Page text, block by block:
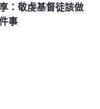
妄性情，總持守
能教訓人、轄制
摩揣摩，為什麽
變化？如何擺脱
護自己的臉面地
：敬虔基督徒該做
事